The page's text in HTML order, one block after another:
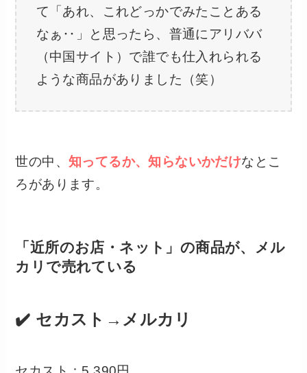
て「あれ、これどっかでみたことある
なぁ‥」と思ったら、普通にアリババ
（中国サイト）で誰でも仕入れられる
ような商品がありました（笑）
世の中、知ってるか、知らないかだけなとこ
ろがあります。
「 近所のお店・ネット」の商品が、メル
カリで売れている
✔️ セカスト→メルカリ